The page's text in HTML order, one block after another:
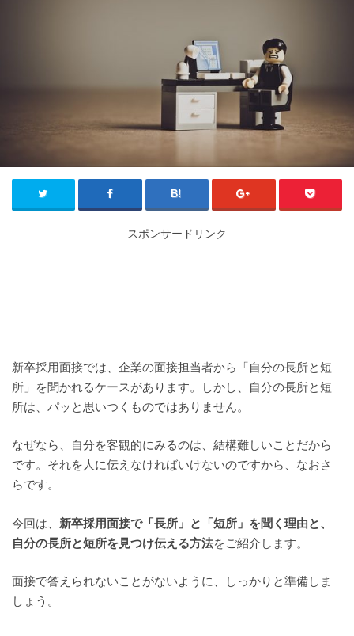
スポンサードリンク
新卒採用面接では、企業の面接担当者から「自分の長所と短
所」を聞かれるケースがあります。しかし、自分の長所と短
所は、パッと思いつくものではありません。
なぜなら、自分を客観的にみるのは、結構難しいことだから
です。それを人に伝えなければいけないのですから、なおさ
らです。
今回は、 新卒採用面接で「長所」と「短所」を聞く理由と、
自分の長所と短所を見つけ伝える方法をご紹介します。
面接で答えられないことがないように、しっかりと準備しま
しょう。